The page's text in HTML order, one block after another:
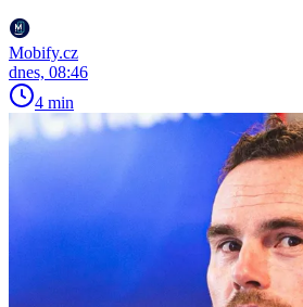
Mobify.cz
dnes, 08:46
4 min